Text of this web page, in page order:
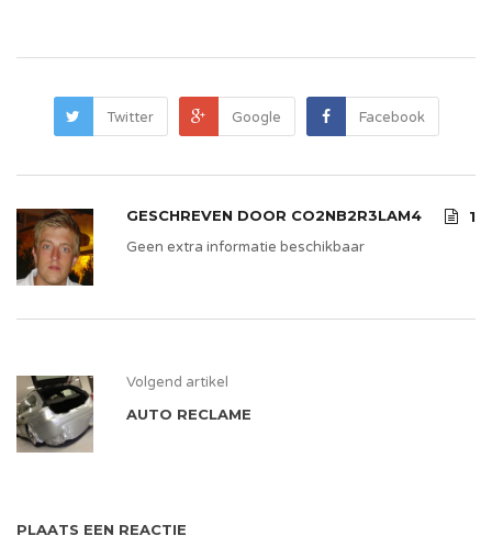
Twitter Google Facebook
GESCHREVEN DOOR CO2NB2R3LAM4
1
Geen extra informatie beschikbaar
Volgend artikel
AUTO RECLAME
PLAATS EEN REACTIE